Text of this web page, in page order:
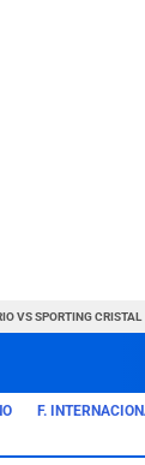
VS SPORTING CRISTAL
F.